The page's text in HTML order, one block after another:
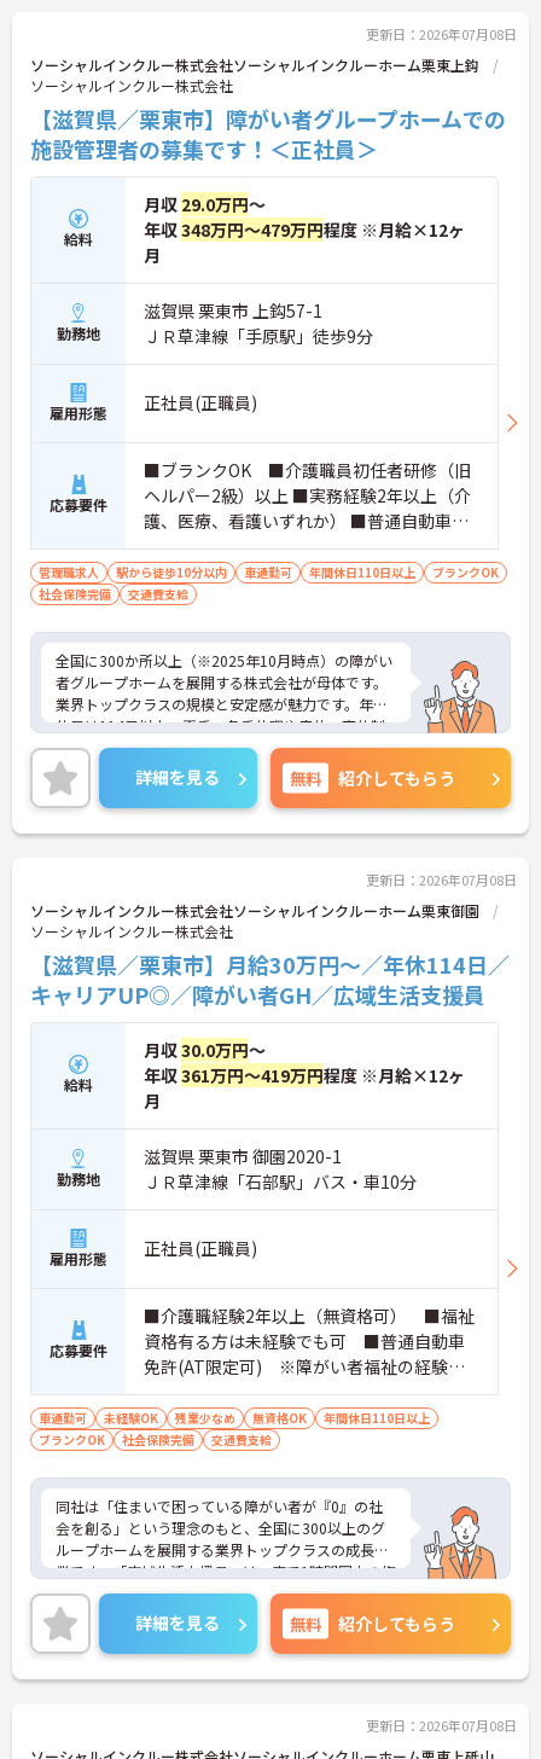
支援やスタッフの育成といった現場のマネジメント
業務に集中できます。これまでの経験や資格を活か
し、安定した環境でキャリアを築きたい方をお待ち
しています。ご興味のある方は詳細等をお伝えしま
すので、お気軽にお問い合わせください。
更新日：2026年07月08日
ソーシャルインクルー株式会社ソーシャルインクルーホーム栗東上鈎
ソーシャルインクルー株式会社
【滋賀県／栗東市】障がい者グループホームでの
施設管理者の募集です！＜正社員＞
給料
月収 29.0万円～
年収348万円～479万円程度 ※月給×12ヶ
月
勤務地
滋賀県 栗東市 上鈎57-1
ＪＲ草津線「手原駅」徒歩9分
雇用形態 正社員(正職員)
応募要件
■ブランクOK ■介護職員初任者研修（旧
ヘルパー2級）以上 ■実務経験2年以上（介
護、医療、看護いずれか） ■普通自動車運
転免許(AT限定可) ※管理業務に就かれて
いた方歓迎
管理職求人 駅から徒歩10分以内 車通勤可 年間休日110日以上
ブランクOK
社会保険完備
交通費支給
全国に300か所以上（※2025年10月時点）の障がい
者グループホームを展開する株式会社が母体です。
業界トップクラスの規模と安定感が魅力です。年間
休日は114日以上、夏季・冬季休暇や産休・育休制
度もしっかり整っており、プライベートとの両立も
可能。これまでのご経験を活かし、新しいキャリア
を築きたい方、ぜひご応募ください。20代から60代
まで、幅広い年代の方が活躍できる職場です。ご興
味のある方は詳細等をお伝えしますので、お気軽に
詳細を見る 無料 紹介してもらう
更新日：2026年07月08日
ソーシャルインクルー株式会社ソーシャルインクルーホーム栗東御園
ソーシャルインクルー株式会社
【滋賀県／栗東市】月給30万円～／年休114日／
キャリアUP◎／障がい者GH／広域生活支援員
給料
月収30.0万円～
年収361万円～419万円程度 ※月給×12ヶ
月
勤務地
滋賀県 栗東市 御園2020-1
ＪＲ草津線「石部駅」バス・車10分
雇用形態 正社員(正職員)
応募要件
■介護職経験2年以上（無資格可） ■福祉
資格有る方は未経験でも可 ■普通自動車
免許(AT限定可) ※障がい者福祉の経験は
不問です。※実務経験2年以上の方、障がい
者福祉に関する経験をお持ちの方大歓迎
車通勤可 未経験OK 残業少なめ 無資格OK
年間休日110日以上
ブランクOK
社会保険完備 交通費支給
同社は「住まいで困っている障がい者が『0』の社
会を創る」という理念のもと、全国に300以上のグ
ループホームを展開する業界トップクラスの成長企
業です。「広域生活支援員」は、車で1時間圏内の複
数施設を横断的に担当し、現場支援とパートスタッ
フのサポートを行うハイクラスなポジションです。
最新設備とバリアフリーが完備され、スタッフの身
体的負担が少なく、広域手当5万円が付与されるこ
とで高い給与水準を実現しています。年間休日114
効率化など、ワークライフバランスを保ちながら定
年70歳まで長期的に活躍できる制度が盤石に整って
詳細を見る 無料 紹介してもらう
更新日：2026年07月08日